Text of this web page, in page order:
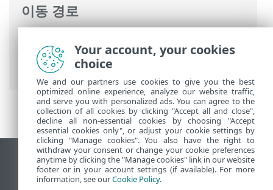
이동 경로
명령과 함께 ESET Mail Security>도구>분
석용 샘플 전송> 감염 의심 사이트
데스크톱 사이트 보기
End of Life
Your account, your cookies
choice
We and our partners use cookies to give you the best
optimized online experience, analyze our website traffic,
and serve you with personalized ads. You can agree to the
collection of all cookies by clicking "Accept all and close",
decline all non-essential cookies by choosing "Accept
essential cookies only", or adjust your cookie settings by
clicking "Manage cookies". You also have the right to
withdraw your consent or change your cookie preferences
anytime by clicking the "Manage cookies" link in our website
footer or in your account settings (if available). For more
information, see ourCookie Policy.